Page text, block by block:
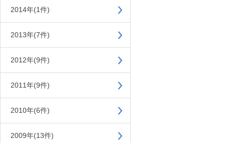
2014年(1件)
2013年(7件)
2012年(9件)
2011年(9件)
2010年(6件)
2009年(13件)